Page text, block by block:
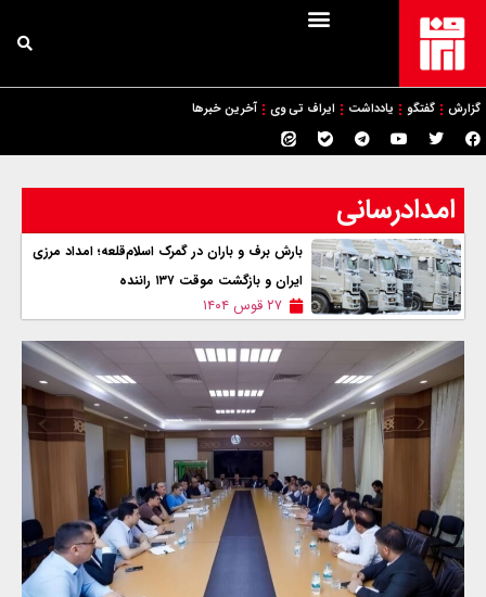
گزارش گفتگو یادداشت ایراف تی وی آخرین خبرها
امدادرسانی
بارش برف و باران در گمرک اسلام‌قلعه؛ امداد مرزی
ایران و بازگشت موقت ۱۳۷ راننده
۲۷ قوس ۱۴۰۴